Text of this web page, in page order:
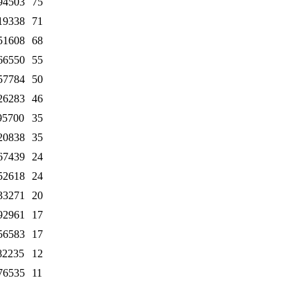
71
68
55
50
46
35
35
24
24
20
17
17
12
11